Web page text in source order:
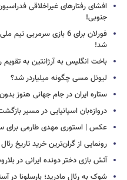
افشای رفتارهای غیراخلاقی
جنوبی!
فورلان برای 6 بازی سرمربی
شد!
باخت انگلیس به آرژانتین به
لیونل مسی چگونه میلیاردر شد؟
ستاره ایران در جام جهانی هنوز
دروازه‌بان اسپانیایی در مسیر
عکس | استوری مهدی طارمی برای
رونمایی از گران‌ترین خرید تاریخ
آتش بازی دختر دونده ایرانی در
شوک به رئال مادرید؛ بارسلونا در